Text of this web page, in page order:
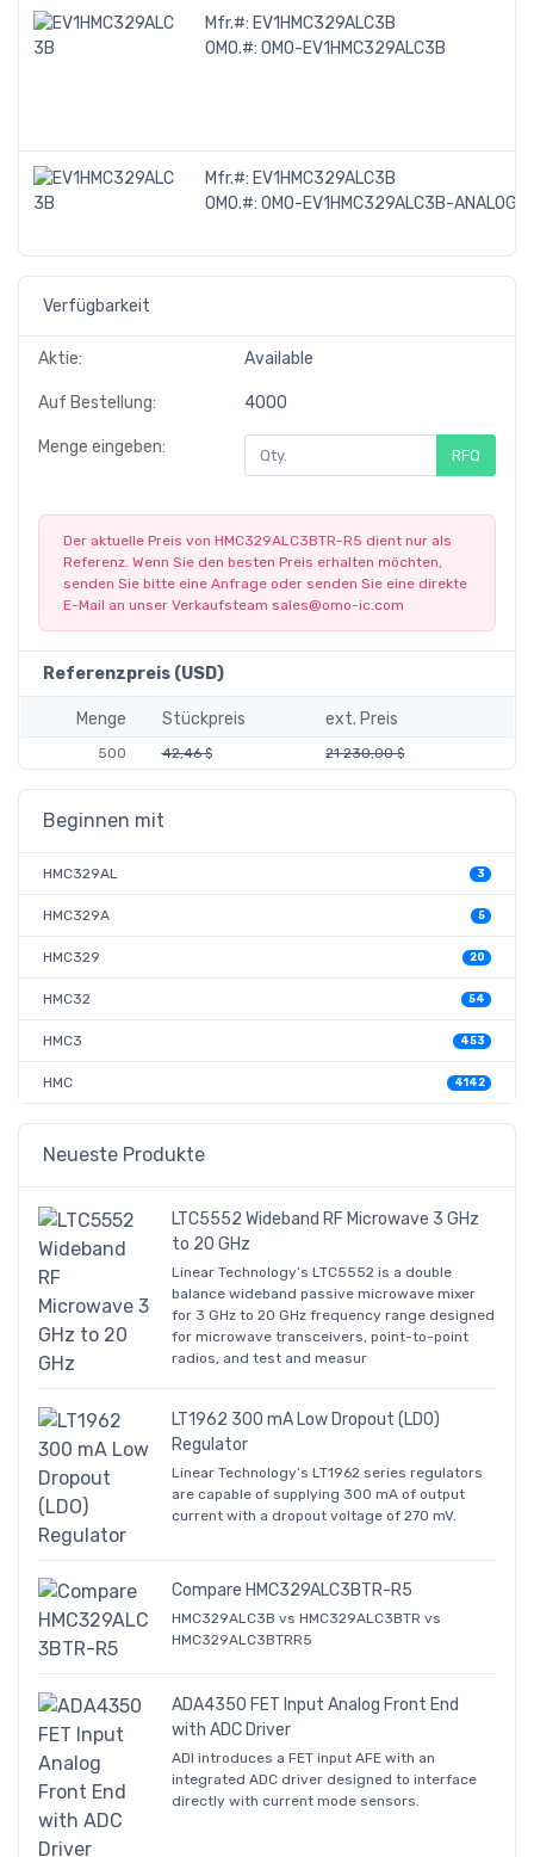
Mfr.#: EV1HMC329ALC3B
OMO.#: OMO-EV1HMC329ALC3B
Mfr.#: EV1HMC329ALC3B
OMO.#: OMO-EV1HMC329ALC3B-ANALOG-
Verfügbarkeit
Aktie: Available
Auf Bestellung: 4000
Menge eingeben: RFQ
Der aktuelle Preis von HMC329ALC3BTR-R5 dient nur als
Referenz. Wenn Sie den besten Preis erhalten möchten,
senden Sie bitte eine Anfrage oder senden Sie eine direkte
E-Mail an unser Verkaufsteam sales@omo-ic.com
Referenzpreis (USD)
Menge Stückpreis ext. Preis
500 42,46 $ 21 230,00 $
Beginnen mit
HMC329AL 3
HMC329A 5
HMC329 20
HMC32 54
HMC3 453
HMC 4142
Neueste Produkte
LTC5552 Wideband RF Microwave 3 GHz
to 20 GHz
Linear Technology’s LTC5552 is a double
balance wideband passive microwave mixer
for 3 GHz to 20 GHz frequency range designed
for microwave transceivers, point-to-point
radios, and test and measur
LT1962 300 mA Low Dropout (LDO)
Regulator
Linear Technology’s LT1962 series regulators
are capable of supplying 300 mA of output
current with a dropout voltage of 270 mV.
Compare HMC329ALC3BTR-R5
HMC329ALC3B vs HMC329ALC3BTR vs
HMC329ALC3BTRR5
ADA4350 FET Input Analog Front End
with ADC Driver
ADI introduces a FET input AFE with an
integrated ADC driver designed to interface
directly with current mode sensors.